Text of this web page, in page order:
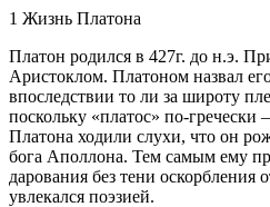
1 Жизнь Платона
Платон родился в 427г. до н.э.
Аристоклом. Платоном назвал
впоследствии то ли за широту
поскольку «платос» по-
Платона ходили слухи, что он
бога Аполлона. Тем самым ему
дарования без тени оскорбления
увлекался поэзией.